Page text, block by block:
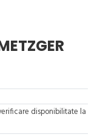
disponibilitate la